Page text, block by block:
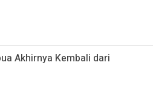
Akhirnya Kembali dari